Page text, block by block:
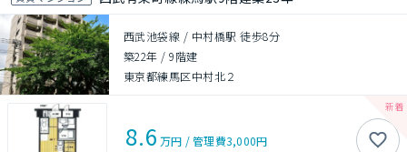
西武池袋線 / 中村橋駅 徒歩8分
築22年 /9階建
東京都練馬区中村北２
8.6 万円 /管理費3,000円